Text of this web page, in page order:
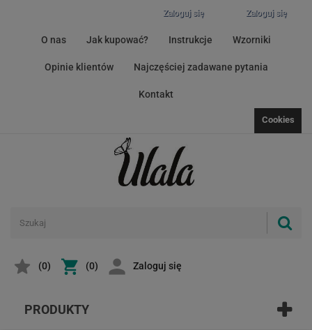
Zaloguj się
Zaloguj się
O nas Jak kupować? Instrukcje Wzorniki
Opinie klientów Najczęściej zadawane pytania
Kontakt
Cookies
(0) (0) Zaloguj się
PRODUKTY